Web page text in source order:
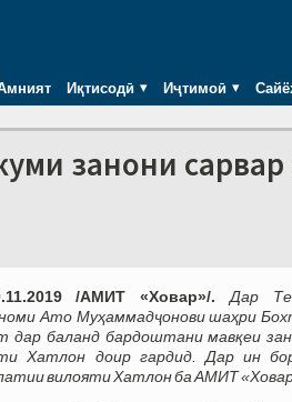
Иқтисодӣ Иҷтимоӣ
занони сарвар
.11.2019 /АМИТ «Ховар»/. Дар
Ато Муҳаммадҷонови шаҳри
дар баланд бардоштани мавқеи
Хатлон доир гардид. Дар ин
вилояти Хатлон ба АМИТ